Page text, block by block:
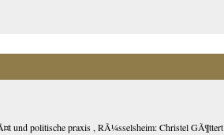
und politische praxis , RÃ¼sselsheim: Christel GÃ¶ttert